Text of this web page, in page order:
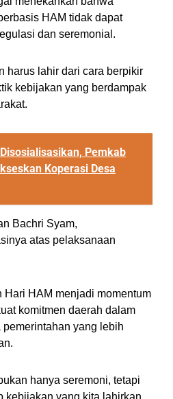
HAM tidak dapat
dan seremonial.
harus lahir dari cara berpikir
kebijakan yang berdampak
Pemkab
Koperasi Desa
Bachri Syam,
atas pelaksanaan
Hari HAM menjadi momentum
komitmen daerah dalam
yang lebih
hanya seremoni, tetapi
kebijakan yang kita lahirkan